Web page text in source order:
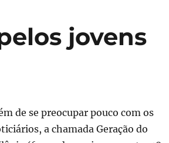
jovens
de se preocupar pouco com os
a chamada Geração do